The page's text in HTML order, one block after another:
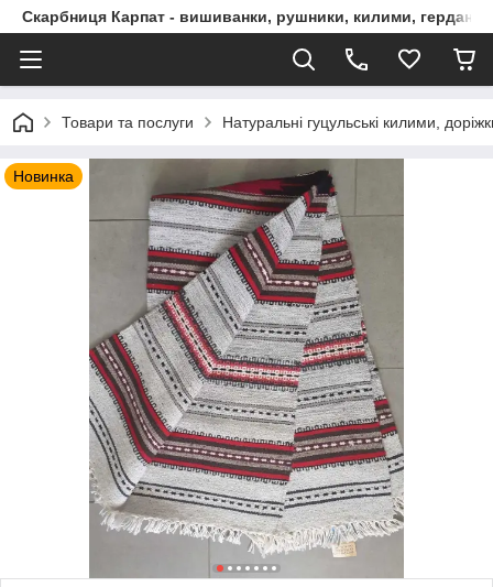
Скарбниця Карпат - вишиванки, рушники, килими, гердани,
Товари та послуги Натуральні гуцульські килими,
Новинка